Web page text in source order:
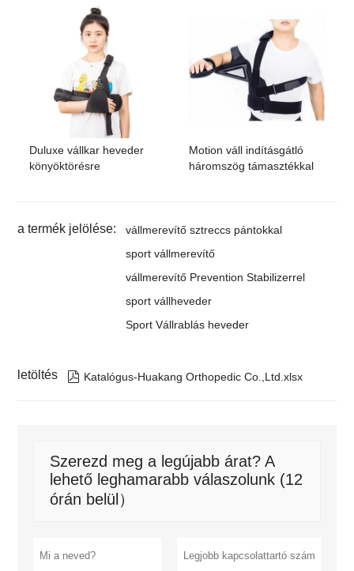
Duluxe vállkar heveder
könyöktörésre
Motion váll indításgátló
háromszög támasztékkal
a termék jelölése:
vállmerevítő sztreccs pántokkal
sport vállmerevítő
vállmerevítő Prevention Stabilizerrel
sport vállheveder
Sport Vállrablás heveder
letöltés  Katalógus-Huakang Orthopedic Co.,Ltd.xlsx
Szerezd meg a legújabb árat? A
lehető leghamarabb válaszolunk (12
órán belül）